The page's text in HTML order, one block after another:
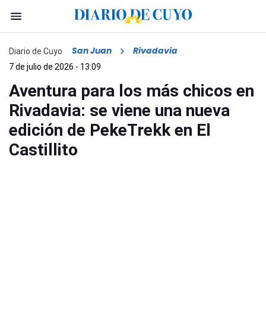
Diario de Cuyo San Juan Rivadavia
7 de julio de 2026 - 13:09
Aventura para los más chicos en
Rivadavia: se viene una nueva
edición de PekeTrekk en El
Castillito